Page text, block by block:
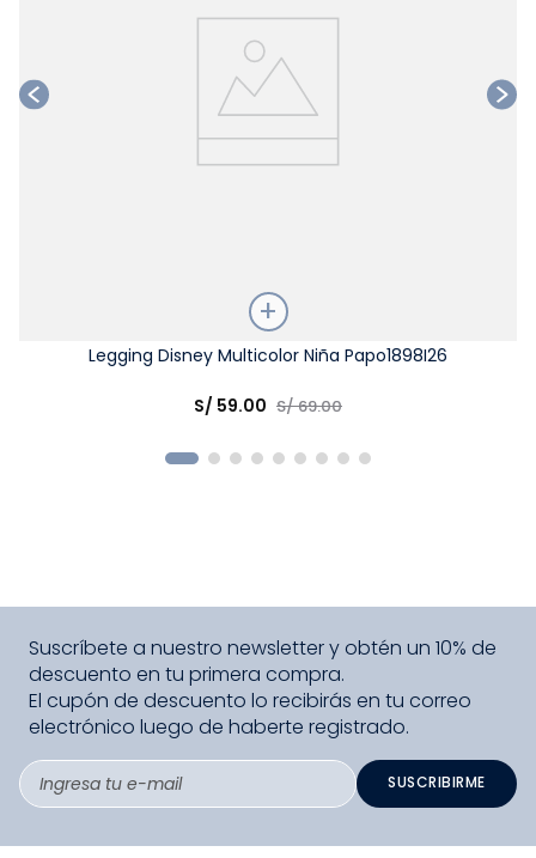
Legging Disney Multicolor Niña Papo1898I26
S/ 59.00 S/69.00
Suscríbete a nuestro newsletter y obtén un 10% de
descuento en tu primera compra.
El cupón de descuento lo recibirás en tu correo
electrónico luego de haberte registrado.
SUSCRIBIRME